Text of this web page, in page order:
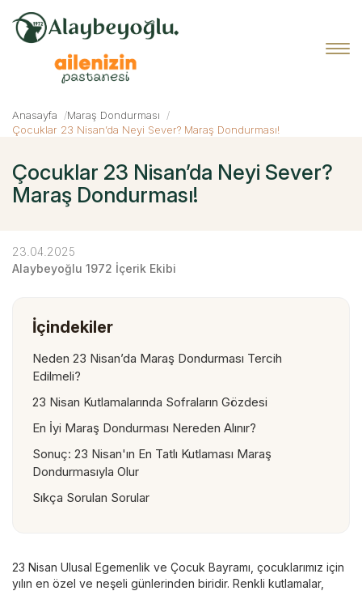
Anasayfa
Maraş Dondurması
Çocuklar 23 Nisan’da Neyi Sever? Maraş Dondurması!
Çocuklar 23 Nisan’da Neyi Sever?
Maraş Dondurması!
23.04.2025
Alaybeyoğlu 1972 İçerik Ekibi
İçindekiler
Neden 23 Nisan’da Maraş Dondurması Tercih
Edilmeli?
23 Nisan Kutlamalarında Sofraların Gözdesi
En İyi Maraş Dondurması Nereden Alınır?
Sonuç: 23 Nisan'ın En Tatlı Kutlaması Maraş
Dondurmasıyla Olur
Sıkça Sorulan Sorular
23 Nisan Ulusal Egemenlik ve Çocuk Bayramı, çocuklarımız için
yılın en özel ve neşeli günlerinden biridir. Renkli kutlamalar,